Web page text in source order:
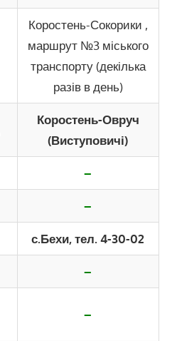
Коростень-Сокорики ,
маршрут №3 міського
транспорту (декілька
разів в день)
Коростень-Овруч
(Виступовичі)
–
–
с.Бехи, тел. 4-30-02
–
–